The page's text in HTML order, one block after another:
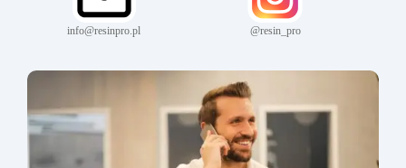
info@resinpro.pl @resin_pro